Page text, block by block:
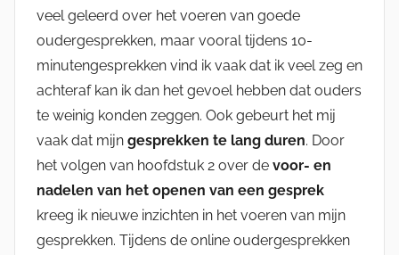
veel geleerd over het voeren van goede
oudergesprekken, maar vooral tijdens 10-
minutengesprekken vind ik vaak dat ik veel zeg en
achteraf kan ik dan het gevoel hebben dat ouders
te weinig konden zeggen. Ook gebeurt het mij
vaak dat mijn gesprekken te lang duren. Door
het volgen van hoofdstuk 2 over de voor- en
nadelen van het openen van een gesprek
kreeg ik nieuwe inzichten in het voeren van mijn
gesprekken. Tijdens de online oudergesprekken